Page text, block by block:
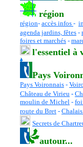
région
région- accès infos -
agenda jardins, fêtes -
foires et marchés -
l'essentiel à
Pays
Pays Voironnais -
Château de Virieu -
moulin de Michel -
route du Bret -
Secrets de
autour...